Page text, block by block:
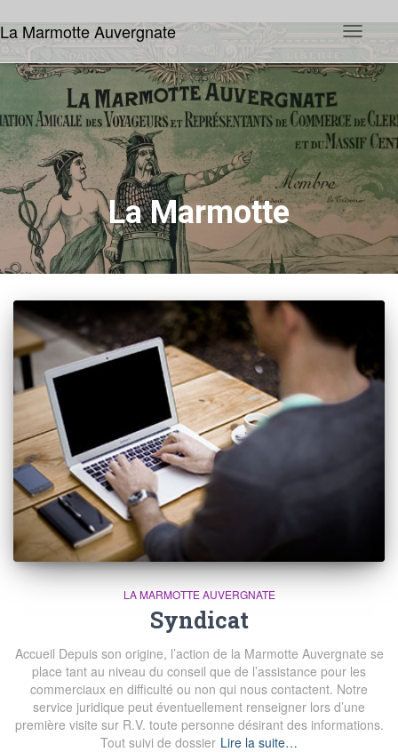
La Marmotte Auvergnate
la
La Marmotte
LA MARMOTTE AUVERGNATE
Syndicat
Accueil Depuis son origine, l’action de la Marmotte Auvergnate se
place tant au niveau du conseil que de l’assistance pour les
commerciaux en difficulté ou non qui nous contactent. Notre
service juridique peut éventuellement renseigner lors d’une
première visite sur R.V. toute personne désirant des informations.
Tout suivi de dossier Lire la suite…